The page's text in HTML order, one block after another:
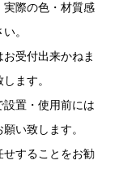
実際の色・材質感
。
受付出来かねま
ます。
置・使用前には
い致します。
せすることをお勧